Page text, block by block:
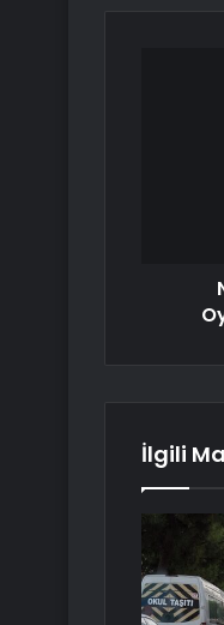
İlgili